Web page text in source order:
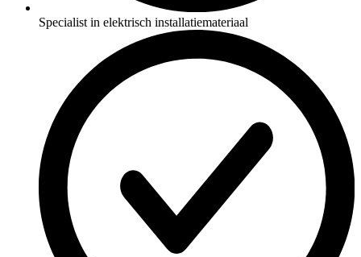
Specialist in elektrisch installatiemateriaal